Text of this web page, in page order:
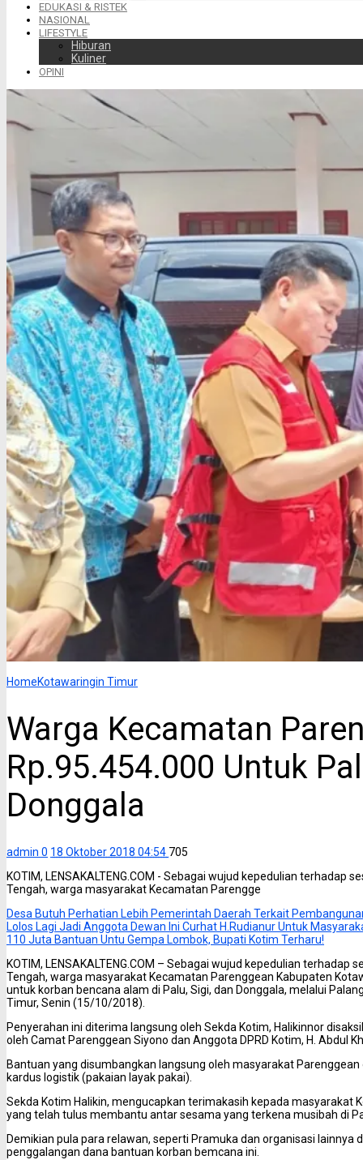
EDUKASI & RISTEK
NASIONAL
LIFESTYLE
Hiburan
Kuliner
OPINI
HomeKotawaringin Timur
Warga Kecamatan
Rp.95.454.000 Untuk
Donggala
admin 0 18 Oktober 2018 04:54 705
KOTIM, LENSAKALTENG.COM - Sebagai wujud kepedulian terhadap
Tengah, warga masyarakat Kecamatan Parengge
Desa Butuh Perhatian Lebih Pemerintah Daerah Terkait
Lolos Lagi Jadi Anggota Dewan Ini Curhat H.Rudianur Untuk
110 Juta Bantuan Untu Gempa Lombok, Bupati Kotim Terharu!
KOTIM, LENSAKALTENG.COM – Sebagai wujud kepedulian
Tengah, warga masyarakat Kecamatan Parenggean Kabupaten
untuk korban bencana alam di Palu, Sigi, dan Donggala, melalui
Timur, Senin (15/10/2018).
Penyerahan ini diterima langsung oleh Sekda Kotim, Halikinnor
oleh Camat Parenggean Siyono dan Anggota DPRD Kotim, H. Abdul
Bantuan yang disumbangkan langsung oleh masyarakat
kardus logistik (pakaian layak pakai).
Sekda Kotim Halikin, mengucapkan terimakasih kepada masyarakat
yang telah tulus membantu antar sesama yang terkena musibah di
Demikian pula para relawan, seperti Pramuka dan organisasi lainnya
penggalangan dana bantuan korban bemcana ini.